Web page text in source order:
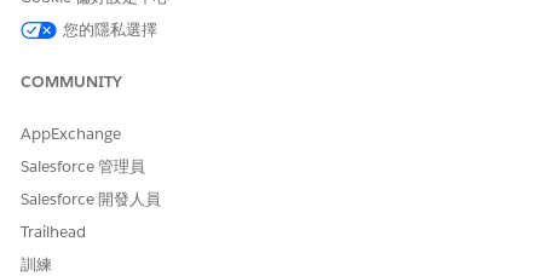
請讓我們知道，以便我們改進！
您的隱私選擇
COMMUNITY
AppExchange
Salesforce 管理員
Salesforce 開發人員
Trailhead
訓練